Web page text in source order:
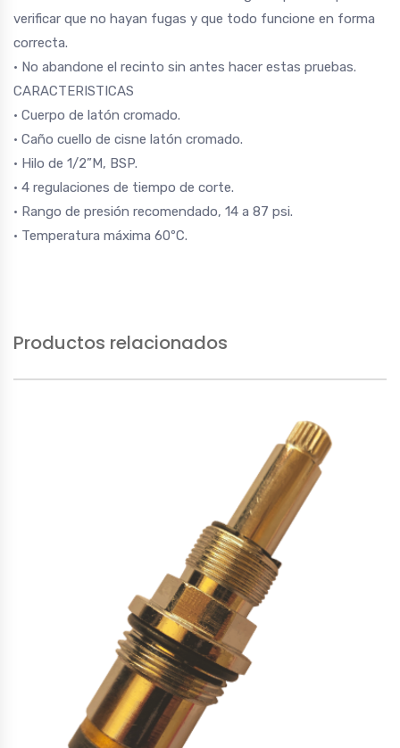
verificar que no hayan fugas y que todo funcione en forma
correcta.
• No abandone el recinto sin antes hacer estas pruebas.
CARACTERISTICAS
• Cuerpo de latón cromado.
• Caño cuello de cisne latón cromado.
• Hilo de 1/2”M, BSP.
• 4 regulaciones de tiempo de corte.
• Rango de presión recomendado, 14 a 87 psi.
• Temperatura máxima 60ºC.
Productos relacionados